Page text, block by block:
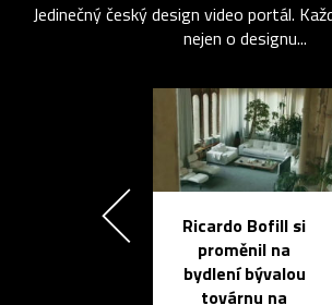
Jedinečný český design video portál.
nejen o designu...
Ricardo Bofill si
proměnil na
bydlení bývalou
továrnu na